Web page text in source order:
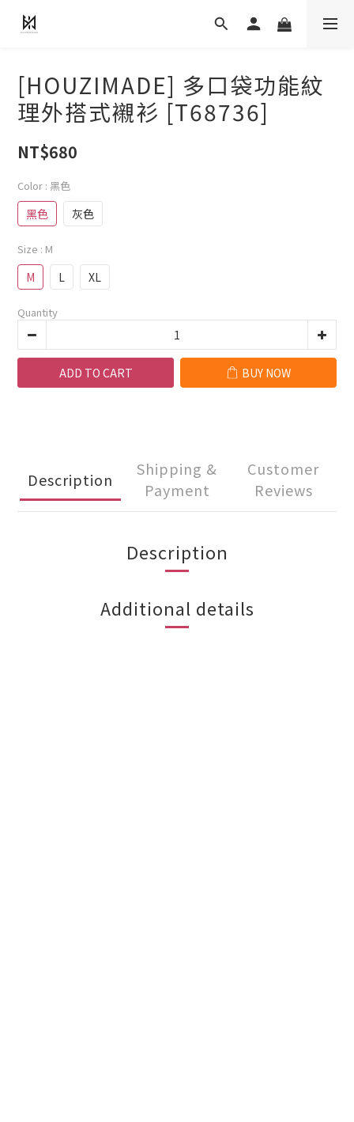
[HOUZIMADE] 多口袋功能紋
理外搭式襯衫 [T68736]
NT$680
Color : 黑色
黑色 灰色
Size : M
M L XL
Quantity
ADD TO CART BUY NOW
Description
Shipping &
Payment
Customer
Reviews
Description
Additional details